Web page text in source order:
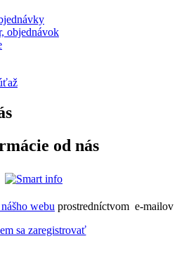
objednávok
od nás
webu prostredníctvom e-mailov
sa zaregistrovať